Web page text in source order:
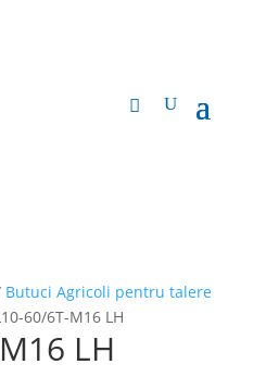
Butuci Agricoli pentru talere
60/6T-M16 LH
LH